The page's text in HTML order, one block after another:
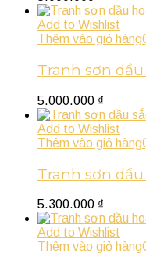
Add to Wishlist
Thêm vào giỏ hàng
Tranh sơn
5.000.000 ₫
Add to Wishlist
Thêm vào giỏ hàng
Tranh sơn dầu
5.300.000 ₫
Add to Wishlist
Thêm vào giỏ hàng